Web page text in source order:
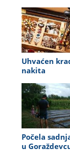
Uhvaćen
nakita
Počela
u